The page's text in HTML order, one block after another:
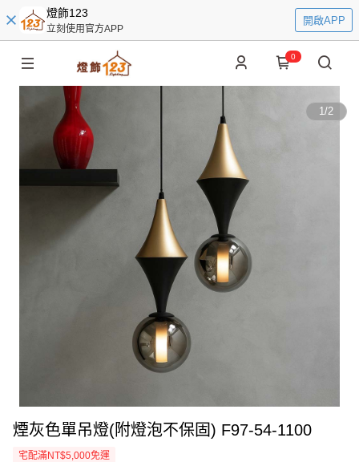
燈飾123
立刻使用官方APP
開啟APP
0
1/2
煙灰色單吊燈(附燈泡不保固) F97-54-1100
宅配滿NT$5,000免運